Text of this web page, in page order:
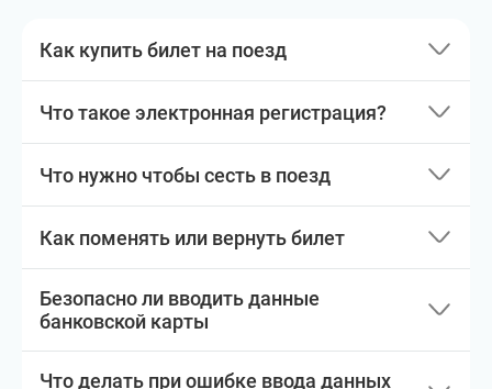
Как купить билет на поезд
Что такое электронная регистрация?
Что нужно чтобы сесть в поезд
Как поменять или вернуть билет
Безопасно ли вводить данные
банковской карты
Что делать при ошибке ввода данных